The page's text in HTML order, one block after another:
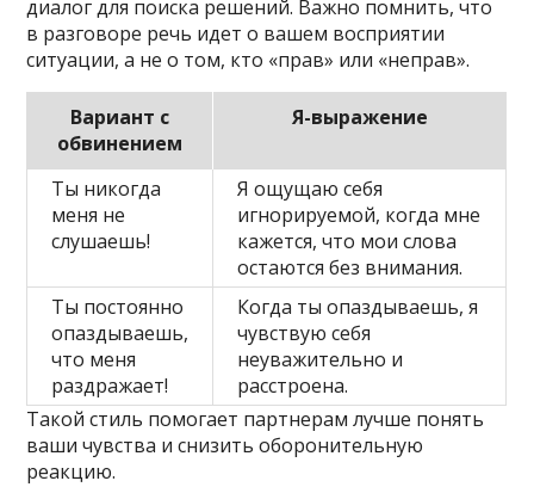
диалог для поиска решений. Важно помнить, что
в разговоре речь идет о вашем восприятии
ситуации, а не о том, кто «прав» или «неправ».
Вариант с
обвинением
Я-выражение
Ты никогда
меня не
слушаешь!
Я ощущаю себя
игнорируемой, когда мне
кажется, что мои слова
остаются без внимания.
Ты постоянно
опаздываешь,
что меня
раздражает!
Когда ты опаздываешь, я
чувствую себя
неуважительно и
расстроена.
Такой стиль помогает партнерам лучше понять
ваши чувства и снизить оборонительную
реакцию.